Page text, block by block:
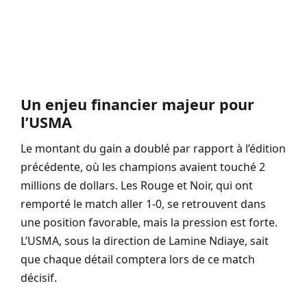
Un enjeu financier majeur pour
l’USMA
Le montant du gain a doublé par rapport à l’édition
précédente, où les champions avaient touché 2
millions de dollars. Les Rouge et Noir, qui ont
remporté le match aller 1-0, se retrouvent dans
une position favorable, mais la pression est forte.
L’USMA, sous la direction de Lamine Ndiaye, sait
que chaque détail comptera lors de ce match
décisif.